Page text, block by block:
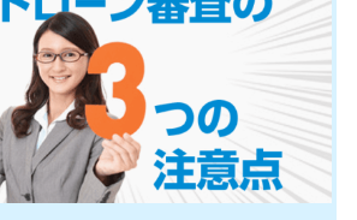
にかくすぐ借りたい方向け
バレずに借りたい方向け
査が不安な方向け